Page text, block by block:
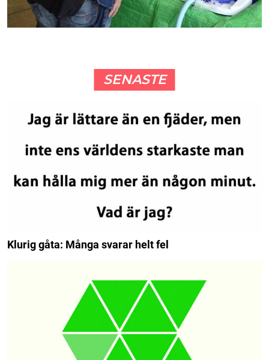
SENASTE
Klurig gåta: Många svarar helt fel